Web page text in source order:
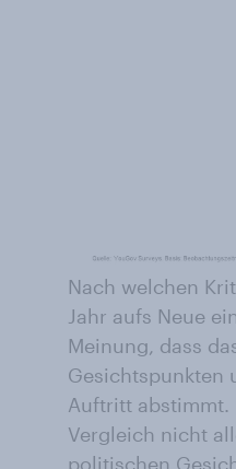
Nach welchen
Jahr aufs Neue
Meinung, dass
Gesichtspunkten
Auftritt abstimmt.
Vergleich nicht
politischen